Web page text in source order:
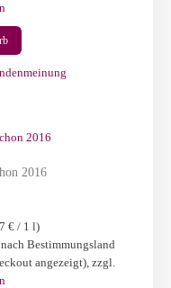
2016
€/ 1 l)
Bestimmungsland
angezeigt), zzgl.